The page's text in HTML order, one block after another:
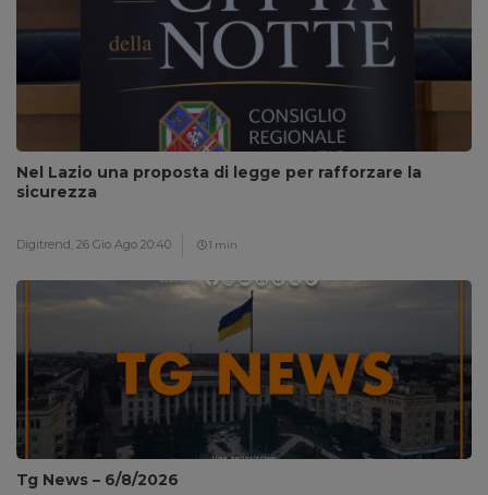
Nel Lazio una proposta di legge per rafforzare la
sicurezza
Digitrend, 26 Gio Ago 20:40 1 min
Tg News – 6/8/2026